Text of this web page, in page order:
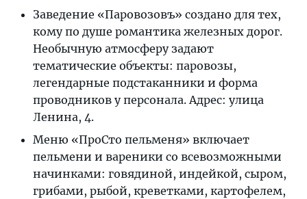
Заведение «Паровозовъ» создано для тех,
кому по душе романтика железных дорог.
Необычную атмосферу задают
тематические объекты: паровозы,
легендарные подстаканники и форма
проводников у персонала. Адрес: улица
Ленина, 4.
Меню «ПроСто пельменя» включает
пельмени и вареники со всевозможными
начинками: говядиной, индейкой, сыром,
грибами, рыбой, креветками, картофелем,